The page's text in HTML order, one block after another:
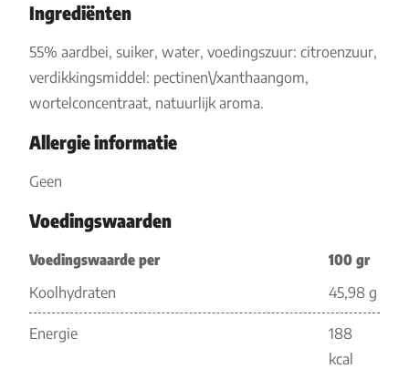
Ingrediënten
55% aardbei, suiker, water, voedingszuur: citroenzuur,
verdikkingsmiddel: pectinen\/xanthaangom,
wortelconcentraat, natuurlijk aroma.
Allergie informatie
Geen
Voedingswaarden
Voedingswaarde per
100 gr
Koolhydraten
45,98 g
Energie
188
kcal